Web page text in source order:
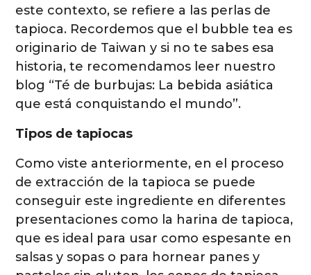
este contexto, se refiere a las perlas de
tapioca. Recordemos que el bubble tea es
originario de Taiwan y si no te sabes esa
historia, te recomendamos leer nuestro
blog “Té de burbujas: La bebida asiática
que está conquistando el mundo”.
Tipos de tapiocas
Como viste anteriormente, en el proceso
de extracción de la tapioca se puede
conseguir este ingrediente en diferentes
presentaciones como la harina de tapioca,
que es ideal para usar como espesante en
salsas y sopas o para hornear panes y